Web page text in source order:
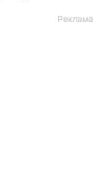
Реклама